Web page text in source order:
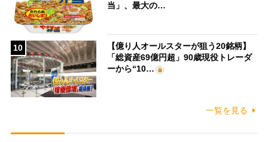
当」、最大の…
10
【億り人オールスターが狙う20銘柄】
「総資産69億円超」90歳現役トレーダ
ーから“10…
一覧を見る